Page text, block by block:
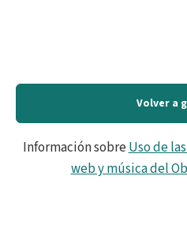
Volver a
Información sobreUso de
web y música del